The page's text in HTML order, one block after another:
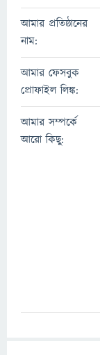
আমার প্রতিষ্ঠানের
নাম:
আমার ফেসবুক
প্রোফাইল লিঙ্ক:
আমার সম্পর্কে
আরো কিছু: